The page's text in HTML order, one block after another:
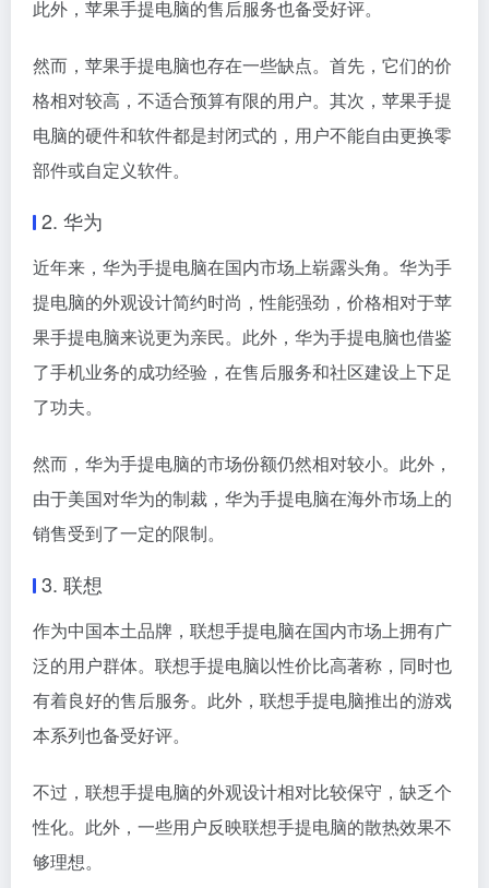
此外，苹果手提电脑的售后服务也备受好评。
然而，苹果手提电脑也存在一些缺点。首先，它们的价
格相对较高，不适合预算有限的用户。其次，苹果手提
电脑的硬件和软件都是封闭式的，用户不能自由更换零
部件或自定义软件。
2. 华为
近年来，华为手提电脑在国内市场上崭露头角。华为手
提电脑的外观设计简约时尚，性能强劲，价格相对于苹
果手提电脑来说更为亲民。此外，华为手提电脑也借鉴
了手机业务的成功经验，在售后服务和社区建设上下足
了功夫。
然而，华为手提电脑的市场份额仍然相对较小。此外，
由于美国对华为的制裁，华为手提电脑在海外市场上的
销售受到了一定的限制。
3. 联想
作为中国本土品牌，联想手提电脑在国内市场上拥有广
泛的用户群体。联想手提电脑以性价比高著称，同时也
有着良好的售后服务。此外，联想手提电脑推出的游戏
本系列也备受好评。
不过，联想手提电脑的外观设计相对比较保守，缺乏个
性化。此外，一些用户反映联想手提电脑的散热效果不
够理想。